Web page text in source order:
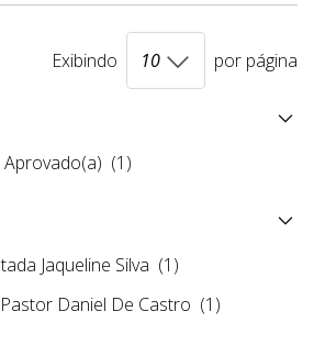
Exibindo por página
Aprovado(a) (1)
Jaqueline Silva (1)
Daniel De Castro (1)